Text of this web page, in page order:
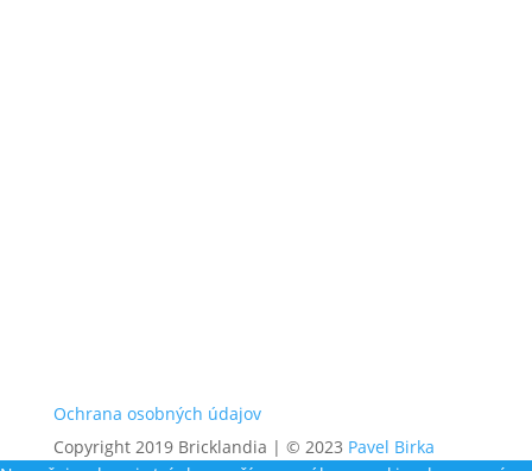
Ochrana osobných údajov
Copyright 2019 Bricklandia | © 2023 Pavel Birka